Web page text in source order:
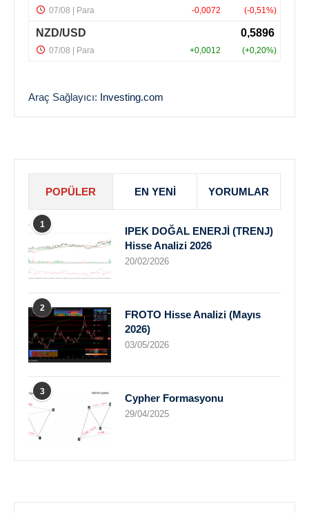
Araç Sağlayıcı: Investing.com
POPÜLER EN YENI YORUMLAR
1
IPEK DOĞAL ENERJİ (TRENJ)
Hisse Analizi 2026
20/02/2026
2
FROTO Hisse Analizi (Mayıs
2026)
03/05/2026
3
Cypher Formasyonu
29/04/2025